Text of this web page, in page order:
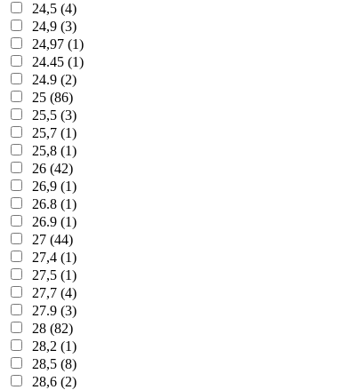
24,5 (4)
24,9 (3)
24,97 (1)
24.45 (1)
24.9 (2)
25 (86)
25,5 (3)
25,7 (1)
25,8 (1)
26 (42)
26,9 (1)
26.8 (1)
26.9 (1)
27 (44)
27,4 (1)
27,5 (1)
27,7 (4)
27.9 (3)
28 (82)
28,2 (1)
28,5 (8)
28,6 (2)